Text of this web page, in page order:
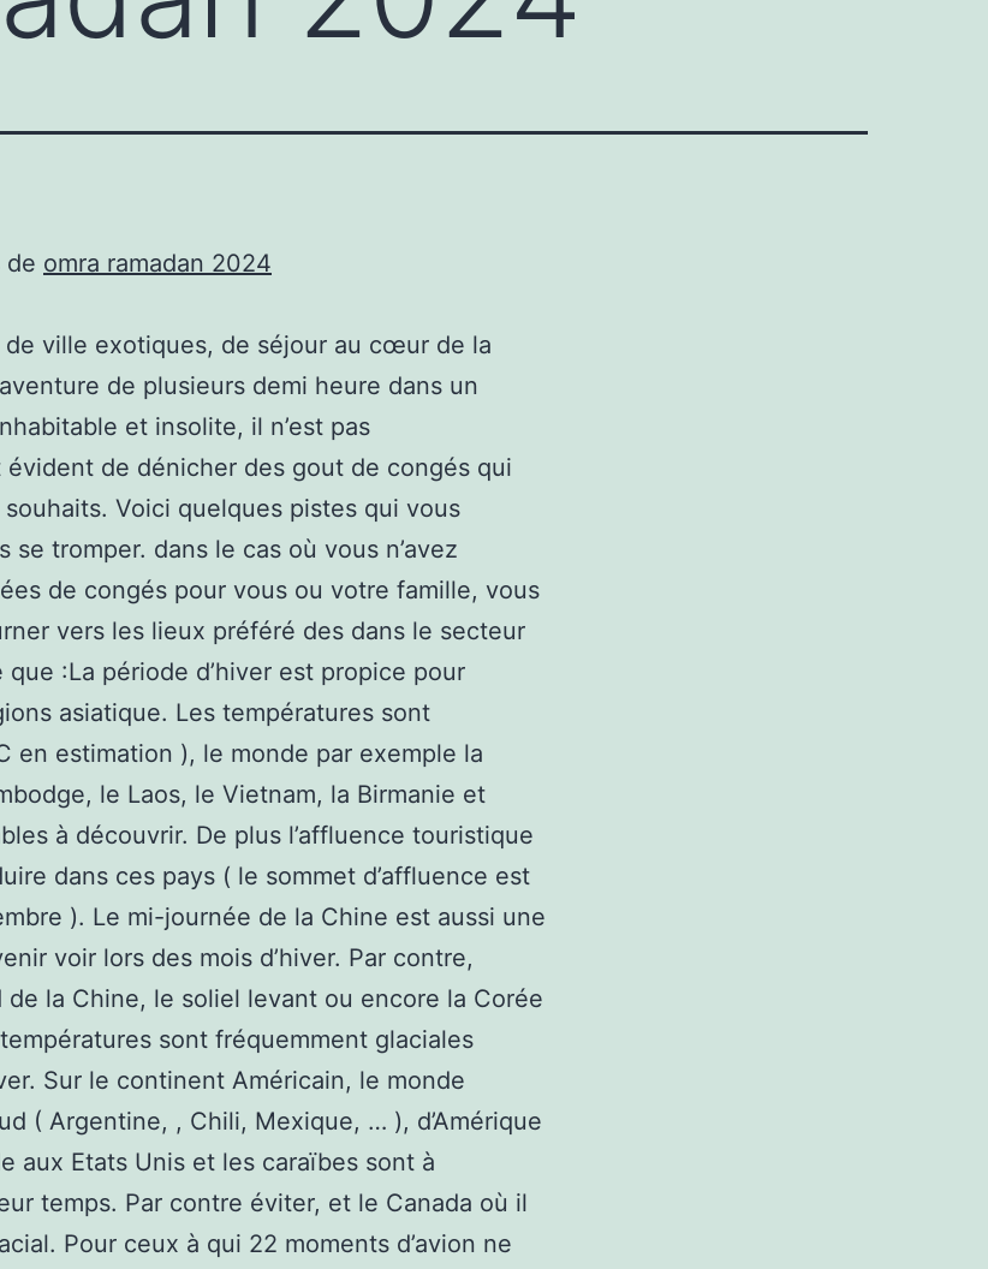
de omra ramadan 2024
de ville exotiques, de séjour au cœur de la
de plusieurs demi heure dans un
et insolite, il n’est pas
de dénicher des gout de congés qui
Voici quelques pistes qui vous
se tromper. dans le cas où vous n’avez
de congés pour vous ou votre famille, vous
vers les lieux préféré des dans le secteur
que :La période d’hiver est propice pour
asiatique. Les températures sont
en estimation ), le monde par exemple la
le Laos, le Vietnam, la Birmanie et
à découvrir. De plus l’affluence touristique
dans ces pays ( le sommet d’affluence est
). Le mi-journée de la Chine est aussi une
voir lors des mois d’hiver. Par contre,
de la Chine, le soliel levant ou encore la Corée
sont fréquemment glaciales
Sur le continent Américain, le monde
( Argentine, , Chili, Mexique, … ), d’Amérique
aux Etats Unis et les caraïbes sont à
temps. Par contre éviter, et le Canada où il
Pour ceux à qui 22 moments d’avion ne